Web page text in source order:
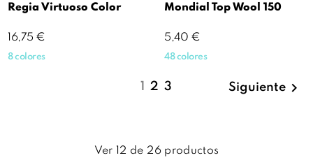
Regia Virtuoso Color
Precio
16,75 €
8 colores
Mondial Top Wool 150
Precio
5,40 €
48 colores
1 2 3 Siguiente 
Ver 12 de 26productos